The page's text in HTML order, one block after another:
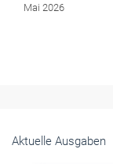
Mai 2026
Aktuelle Ausgaben